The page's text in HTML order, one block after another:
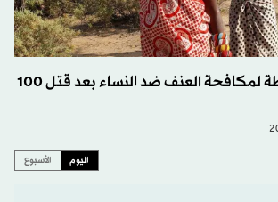
كينيا تعلن عن خطة لمكافحة العنف ضد النساء بعد قتل 100
اليوم الأسبوع